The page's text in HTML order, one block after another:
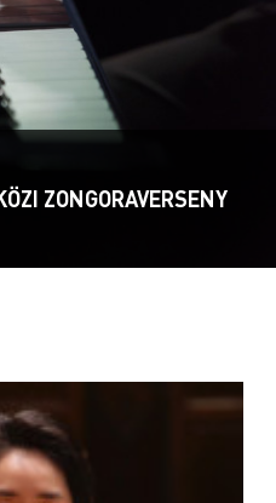
ZONGORAVERSENY